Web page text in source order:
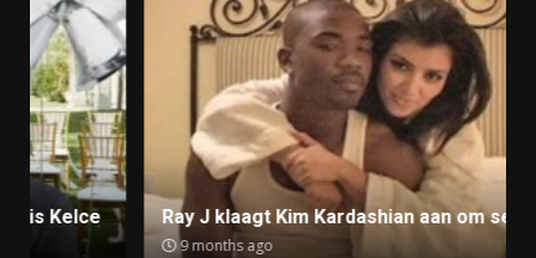
Ray J klaagt Kim Kardashian aan om sekstape
9 months ago